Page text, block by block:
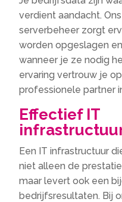
verdient aandacht.​
serverbeheer zorgt
worden opgeslagen
wanneer je ze nodig
ervaring vertrouw je
professionele partner
Effectief IT
Een IT infrastructuur
niet alleen de
maar levert ook een
bedrijfsresultaten.​ Bij